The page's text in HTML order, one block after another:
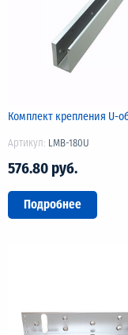
Комплект крепления U-
Артикул: LMB-180U
576.80 руб.
Подробнее